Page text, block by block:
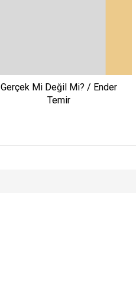
Gerçek Mi Değil Mi? / Ender
Temir